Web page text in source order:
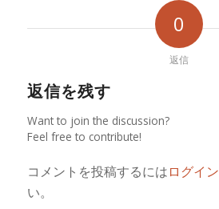
0
返信
返信を残す
Want to join the discussion?
Feel free to contribute!
コメントを投稿するにはログイン
い。